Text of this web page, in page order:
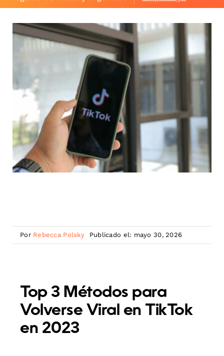
Por Rebecca Polsky Publicado el: mayo 30, 2026
Top 3 Métodos para
Volverse Viral en TikTok
en 2023